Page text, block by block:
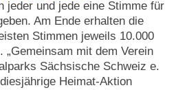
jeder und jede eine Stimme für
Am Ende erhalten die
Stimmen jeweils 10.000
„Gemeinsam mit dem Verein
Sächsische Schweiz e.
Heimat-Aktion